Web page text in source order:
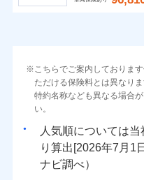
こちらでご案内しておりま
ただける保険料とは異なり
特約名称なども異なる場合
い。
人気順については当
り算出[
年 月
ナビ調べ）